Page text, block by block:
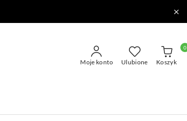
Moje konto Ulubione Koszyk
0